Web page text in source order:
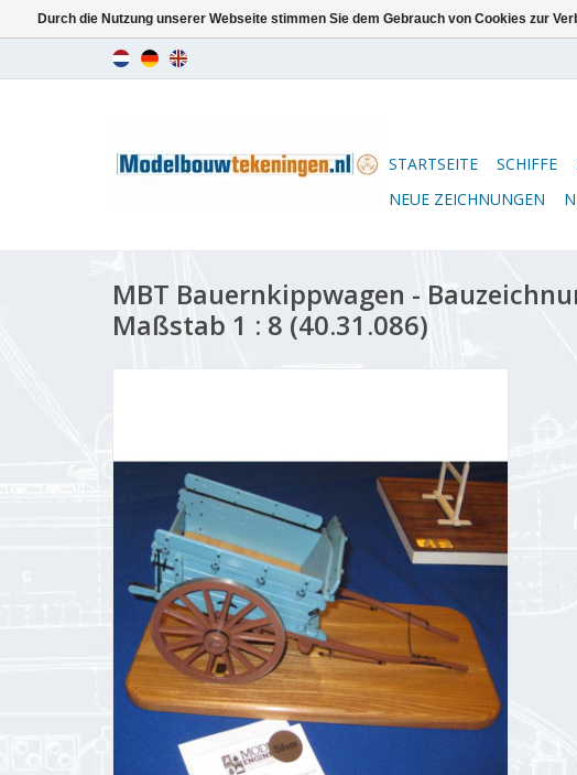
STARTSEITE SCHIFFE
NEUE ZEICHNUNGEN
MBT Bauernkippwagen -
Maßstab 1 : 8 (40.31.086)
Durch die Nutzung unserer Webseite stimmen Sie dem Gebrauch von Cookies zur